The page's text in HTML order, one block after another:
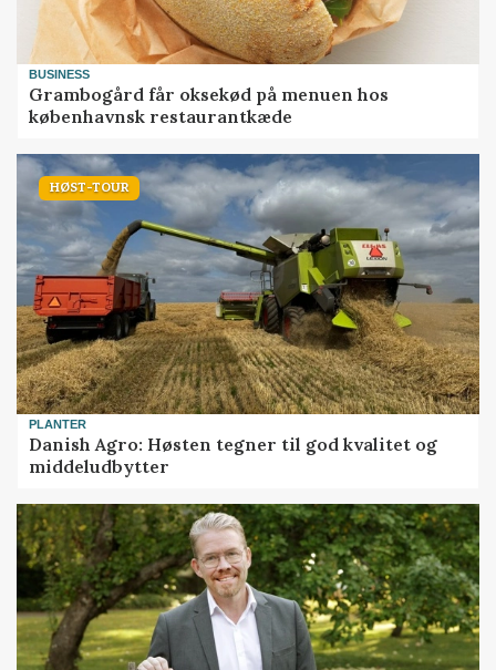
BUSINESS
Grambogård får oksekød på menuen hos
københavnsk restaurantkæde
HØST-TOUR
PLANTER
Danish Agro: Høsten tegner til god kvalitet og
middeludbytter